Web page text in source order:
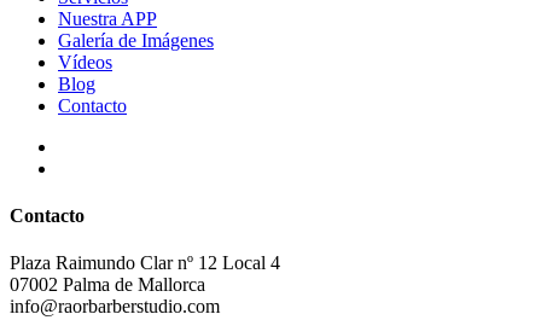
Nuestra APP
Galería de Imágenes
Vídeos
Blog
Contacto
Contacto
Plaza Raimundo Clar nº 12 Local 4
07002 Palma de Mallorca
info@raorbarberstudio.com